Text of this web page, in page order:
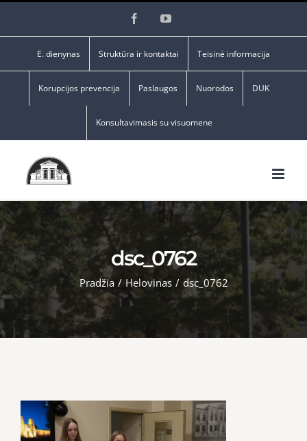
FacebookYouTube
E. dienynas Struktūra ir kontaktai Teisinė informacija
Korupcijos prevencija Paslaugos Nuorodos DUK
Konsultavimasis su visuomene
dsc_0762
Pradžia / Helovinas / dsc_0762